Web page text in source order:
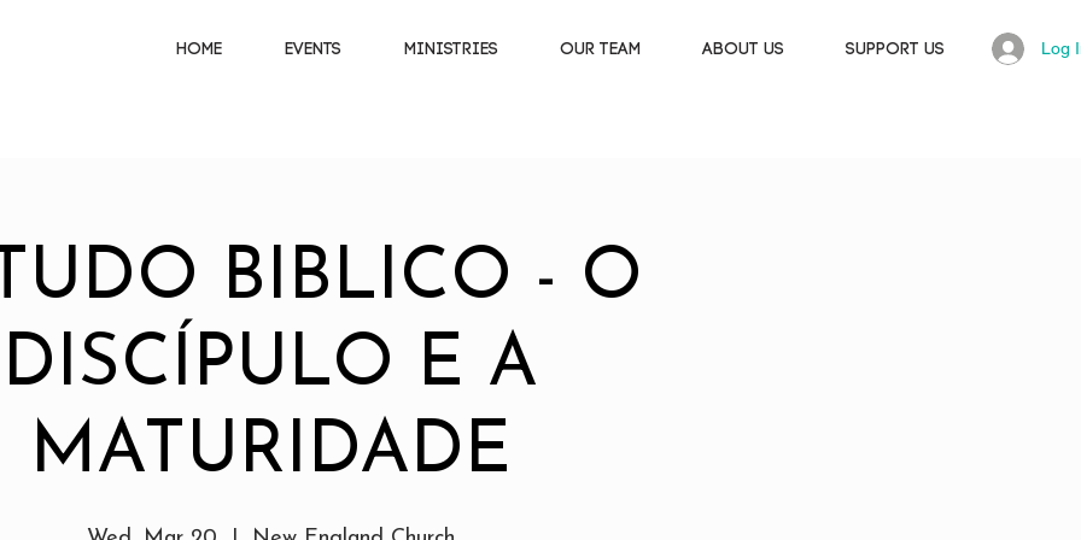
HOME EVENTS MINISTRIES OUR TEAM ABOUT US SUPPORT US Log
BIBLICO - O
DISCÍPULO E A
MATURIDADE